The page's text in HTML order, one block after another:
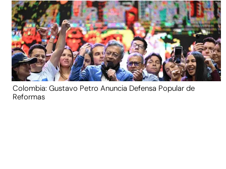
Colombia: Gustavo Petro Anuncia Defensa Popular de
Reformas